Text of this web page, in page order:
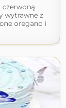
czerwoną
wytrawne z
oregano i